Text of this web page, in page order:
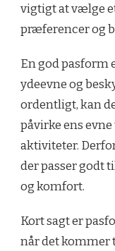
vigtigt at vælge
præferencer og
En god pasform
ydeevne og
ordentligt, kan
påvirke ens
aktiviteter.
der passer godt
og komfort.
Kort sagt er
når det kommer